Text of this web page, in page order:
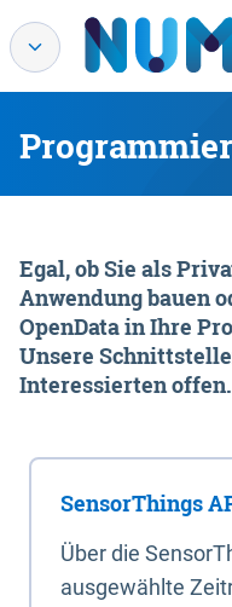
Egal, ob Sie als
Anwendung bauen
OpenData in Ihre
Unsere
Interessierten offen.
SensorThings
Über die
ausgewählte